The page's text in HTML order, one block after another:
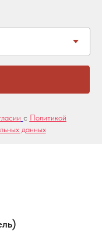
с Политикой
данных